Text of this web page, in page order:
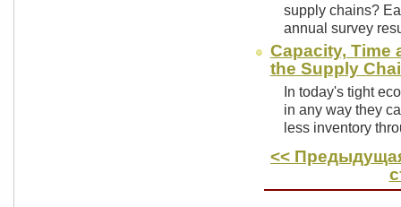
supply chains?
annual survey
Capacity, Time
the Supply
In today's tight
in any way they
less inventory
<<